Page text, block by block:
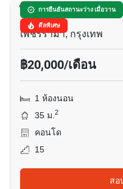
การยืนยันสถานะว่าง เมื่อวาน
ดีลพิเศษ
ไอดีโอ คิว สยาม -
เพชรรามา, กรุงเทพ
฿20,000/เดือน
1 ห้องนอน
35 ม.2
คอนโด
15
สอ